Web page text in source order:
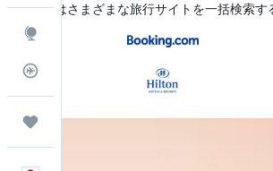
フライトトラッカー
Trips
KAYAK はさまざまな旅行サイトを一括検索